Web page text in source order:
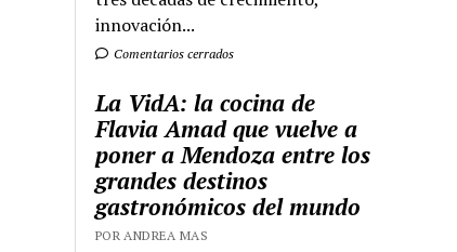
innovación...
Comentarios cerrados
La VidA: la cocina de
Flavia Amad que vuelve a
poner a Mendoza entre los
grandes destinos
gastronómicos del mundo
POR ANDREA MAS